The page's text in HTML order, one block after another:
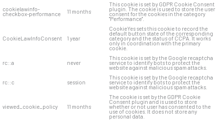
cookielawinfo-
checkbox-performance 11 months
This cookie is set by GDPR Cookie Consent
plugin. The cookie is used to store the user
consent for the cookies in the category
"Performance".
CookieLawInfoConsent 1 year
CookieYes sets this cookie to record the
default button state of the corresponding
category and the status of CCPA. It works
only in coordination with the primary
cookie.
rc::a never
This cookie is set by the Google recaptcha
service to identify bots to protect the
website against malicious spam attacks.
rc::c session
This cookie is set by the Google recaptcha
service to identify bots to protect the
website against malicious spam attacks.
viewed_cookie_policy 11 months
The cookie is set by the GDPR Cookie
Consent plugin and is used to store
whether or not user has consented to the
use of cookies. It does not store any
personal data.